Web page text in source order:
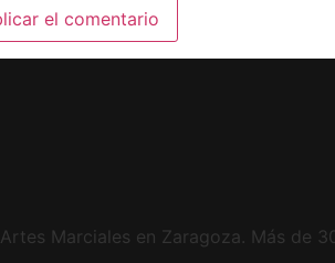
Artes Marciales en Zaragoza. Más de